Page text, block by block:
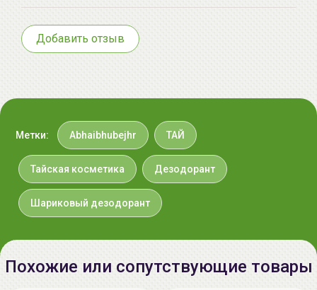
Добавить отзыв
Метки: Abhaibhubejhr ТАЙ
Тайская косметика Дезодорант
Шариковый дезодорант
Похожие или сопутствующие товары